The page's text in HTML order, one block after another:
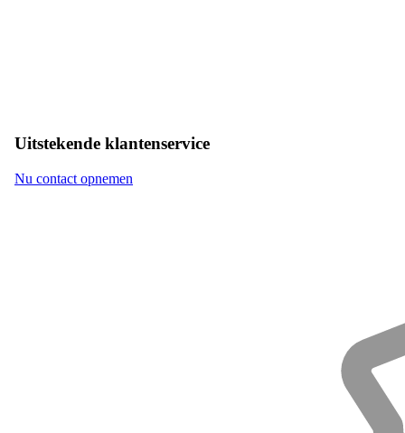
Uitstekende klantenservice
Nu contact opnemen